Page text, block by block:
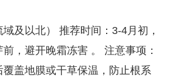
及以北）​​ ​​推荐时间​​：​​3-4月初​​，
，避开晚霜冻害 。 ​​注意事项​​：
盖地膜或干草保温，防止根系